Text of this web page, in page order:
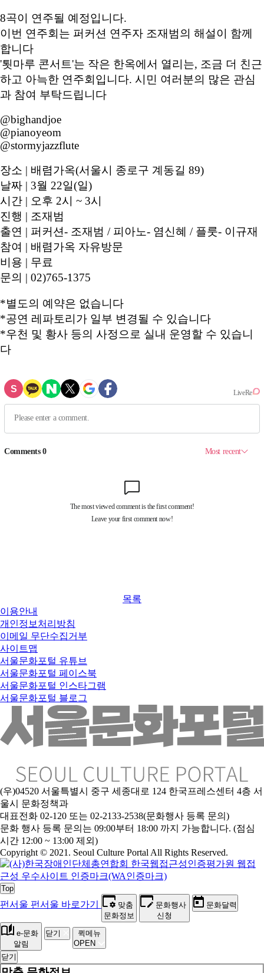
8곡이 연주될 예정입니다.
이번 연주회는 퍼커션 연주자 조재범의 해설이 함께
합니다
'툇마루 콘서트'는 작은 한옥에서 열리는, 조금 더 친근
하고 아늑한 연주회입니다. 시민 여러분의 많은 관심
과 참여 부탁드립니다
@bighandjoe
@pianoyeom
@stormyjazzflute
장소 | 배렴가옥(서울시 종로구 계동길 89)
날짜 | 3월 22일(일)
시간 | 오후 2시 ~ 3시
진행 | 조재범
출연 | 퍼커션- 조재범 / 피아노- 염신혜 / 플룻- 이규재
참여 | 배렴가옥 자유방문
비용 | 무료
문의 | 02)765-1375
*별도의 예약은 없습니다
*공연 레파토리가 일부 변경될 수 있습니다
*우천 및 황사 등의 사정으로 실내 운영할 수 있습니
다
목록
이용안내
개인정보처리방침
이메일 무단수집거부
사이트맵
서울문화포털 유튜브
서울문화포털 페이스북
서울문화포털 인스타그램
서울문화포털 블로그
(우)04520 서울특별시 중구 세종대로 124 한국프레스센터 4층 서
울시 문화정책과
대표전화 02-120 또는 02-2133-2538(문화행사 등록 문의)
문화 행사 등록 문의는 09:00부터 18:00 까지 가능합니다. (점심
시간 12:00 ~ 13:00 제외)
Copyright © 2021. Seoul Culture Portal All Rights Reserved.
Top
펀서울 펀서울 바로가기
맞춤
문화정보
문화행사
신청
문화달력
e-문화
알림
닫기
퀵메뉴
OPEN
닫기